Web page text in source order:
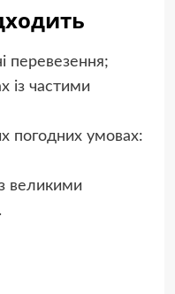
перевезення;
із частими
погодних умовах:
великими